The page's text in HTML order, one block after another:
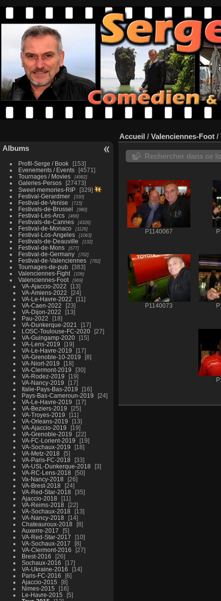
Albums
Profil-Serge / Book
153
Evenements / Events
4571
Tournages / Movies
4982
Galeries-Persos
27473
Sweet-memories-RIP
329
Festival-Gerardmer
330
Festival-de-Venise 715
Festivals-de-Brussel 980
Festival-Les-Arcs 466
Festivals-de-Cannes 4326
Festival-de-Monaco 1126
Festival-Los-Angeles 1063
Festivals-de-Deauville 132
Festival-de-Mons 677
Festival-de-Germany 702
Festival-de-Valenciennes 782
Tournages-de-pub
383
Valenciennes-Fight
106
Valenciennes-Foot 969
VA-Ajaccio-2022
13
VA-Amiens-2022
24
VA-Le-Havre-2022
11
VA-Caen-2022
23
VA-Dijon-2022
13
Pau-2022
18
VA-Dunkerque-2021
17
LOSC-Toulouse-FC-2020
27
VA-Guingamp-2020
15
VA-Lens-2019
19
VA-Le-Havre-2019
17
VA-Grenoble-10-2019
8
VA-Niort-2019
18
VA-Clermont-2019
30
VA-Rodez-2019
19
VA-Nancy-2019
17
Italie-Pays-Bas-2019
16
Pays-Bas-Cameroun-2019
24
VA-Le-Havre-2019
17
VA-Beziers-2019
25
VA-Troyes-2019
11
VA-Orleans-2019
13
VA-Ajaccio-2019
19
VA-Grenoble-2019
22
VA-FC-Lorient-2019
19
VA-Sochaux-2019
18
VA-Metz-2018
5
VA-Paris-FC-2018
33
VA-USL-Dunkerque-2018
3
VA-RC-Lens-2018
50
Va-Nancy-2018
26
VA-Brest-2018
24
VA-Red-Star-2018
35
Ajaccio-2018
11
VA-Reims-2018
22
VA-Sochaux-2018
13
VA-Nancy-2018
14
Chateauroux-2018
8
Auxerre-2017
5
VA-Red-Star-2017
10
VA-Sochaux-2017
8
VA-Clermont-2016
27
Brest-2016
26
Sochaux-2016
17
VA-Ukraine-2016
14
Paris-FC-2016
6
Ajaccio-2015
8
Nimes-2015
16
Le-Havre-2015
5
Accueil / Valenciennes-Foot /
Rechercher dans ce
P1140067
P1140073